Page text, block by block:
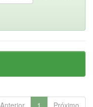
Anterior 1 Próximo